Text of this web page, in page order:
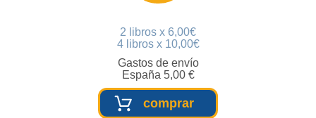
2 libros x 6,00€
4 libros x 10,00€
Gastos de envío
España 5,00 €
comprar